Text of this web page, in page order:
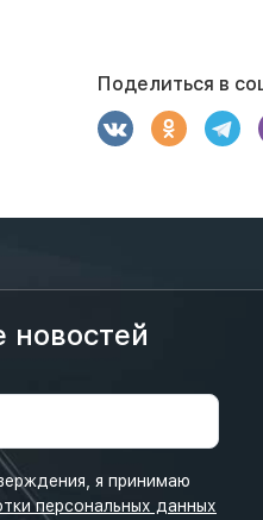
Поделиться в
новостей
я принимаю
персональных данных